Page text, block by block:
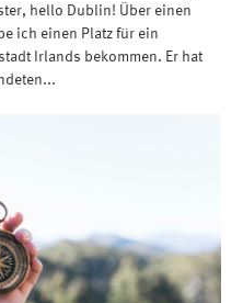
hello Dublin! Über einen
ich einen Platz für ein
Irlands bekommen. Er hat